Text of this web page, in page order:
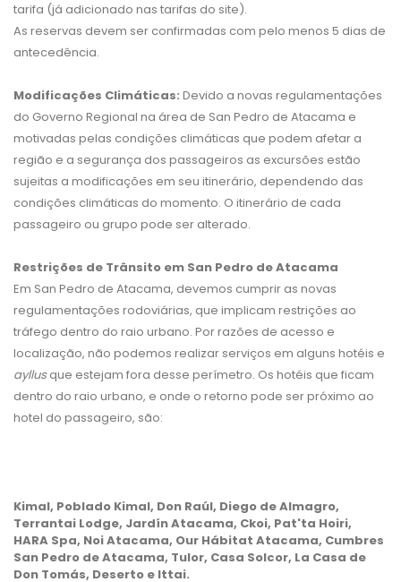
tarifa (já adicionado nas tarifas do site).
As reservas devem ser confirmadas com pelo menos 5 dias de
antecedência.
Modificações Climáticas: Devido a novas regulamentações
do Governo Regional na área de San Pedro de Atacama e
motivadas pelas condições climáticas que podem afetar a
região e a segurança dos passageiros as excursões estão
sujeitas a modificações em seu itinerário, dependendo das
condições climáticas do momento. O itinerário de cada
passageiro ou grupo pode ser alterado.
Restrições de Trânsito em San Pedro de Atacama
Em San Pedro de Atacama, devemos cumprir as novas
regulamentações rodoviárias, que implicam restrições ao
tráfego dentro do raio urbano. Por razões de acesso e
localização, não podemos realizar serviços em alguns hotéis e
ayllusque estejam fora desse perímetro. Os hotéis que ficam
dentro do raio urbano, e onde o retorno pode ser próximo ao
hotel do passageiro, são:
Kimal, Poblado Kimal, Don Raúl, Diego de Almagro,
Terrantai Lodge, Jardín Atacama, Ckoi, Pat'ta Hoiri,
HARA Spa, Noi Atacama, Our Hábitat Atacama, Cumbres
San Pedro de Atacama, Tulor, Casa Solcor, La Casa de
Don Tomás, Deserto e Ittai.